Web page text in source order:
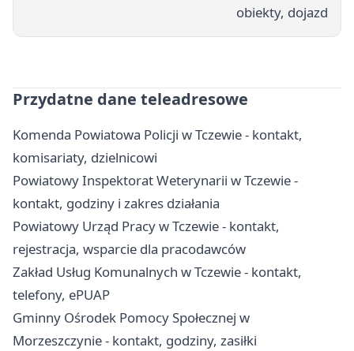
obiekty, dojazd
Przydatne dane teleadresowe
Komenda Powiatowa Policji w Tczewie - kontakt,
komisariaty, dzielnicowi
Powiatowy Inspektorat Weterynarii w Tczewie -
kontakt, godziny i zakres działania
Powiatowy Urząd Pracy w Tczewie - kontakt,
rejestracja, wsparcie dla pracodawców
Zakład Usług Komunalnych w Tczewie - kontakt,
telefony, ePUAP
Gminny Ośrodek Pomocy Społecznej w
Morzeszczynie - kontakt, godziny, zasiłki